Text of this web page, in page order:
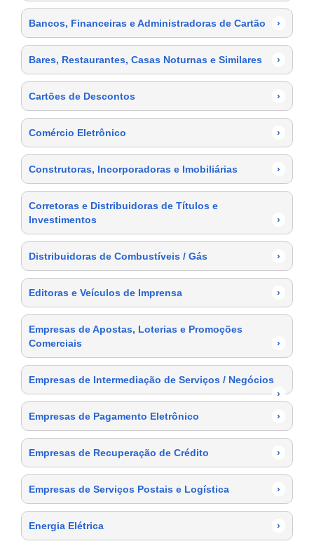
Bancos, Financeiras e Administradoras de Cartão ›
Bares, Restaurantes, Casas Noturnas e Similares ›
Cartões de Descontos ›
Comércio Eletrônico ›
Construtoras, Incorporadoras e Imobiliárias ›
Corretoras e Distribuidoras de Títulos e
Investimentos
›
Distribuidoras de Combustíveis / Gás ›
Editoras e Veículos de Imprensa ›
Empresas de Apostas, Loterias e Promoções
Comerciais
›
Empresas de Intermediação de Serviços / Negócios
›
Empresas de Pagamento Eletrônico
›
Empresas de Recuperação de Crédito ›
Empresas de Serviços Postais e Logística ›
Energia Elétrica ›